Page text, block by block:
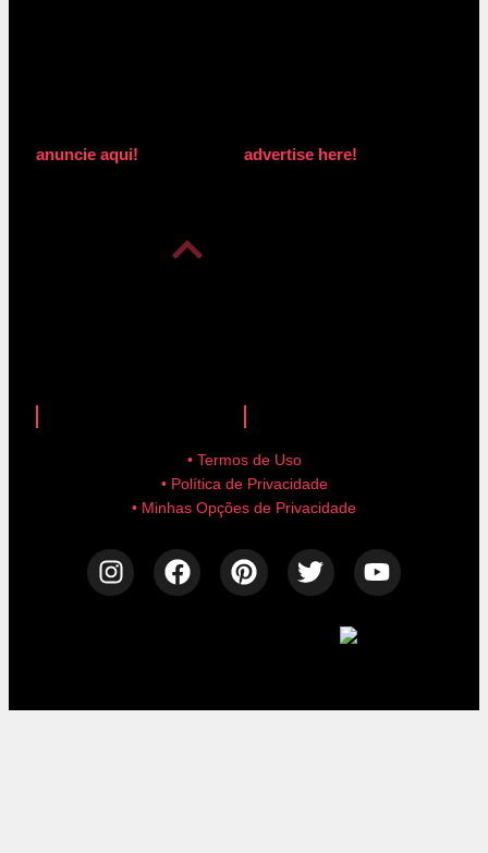
anuncie aqui! advertise here!
• Termos de Uso
• Política de Privacidade
• Minhas Opções de Privacidade